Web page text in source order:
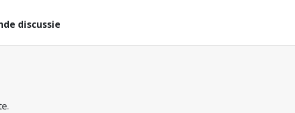
discussie